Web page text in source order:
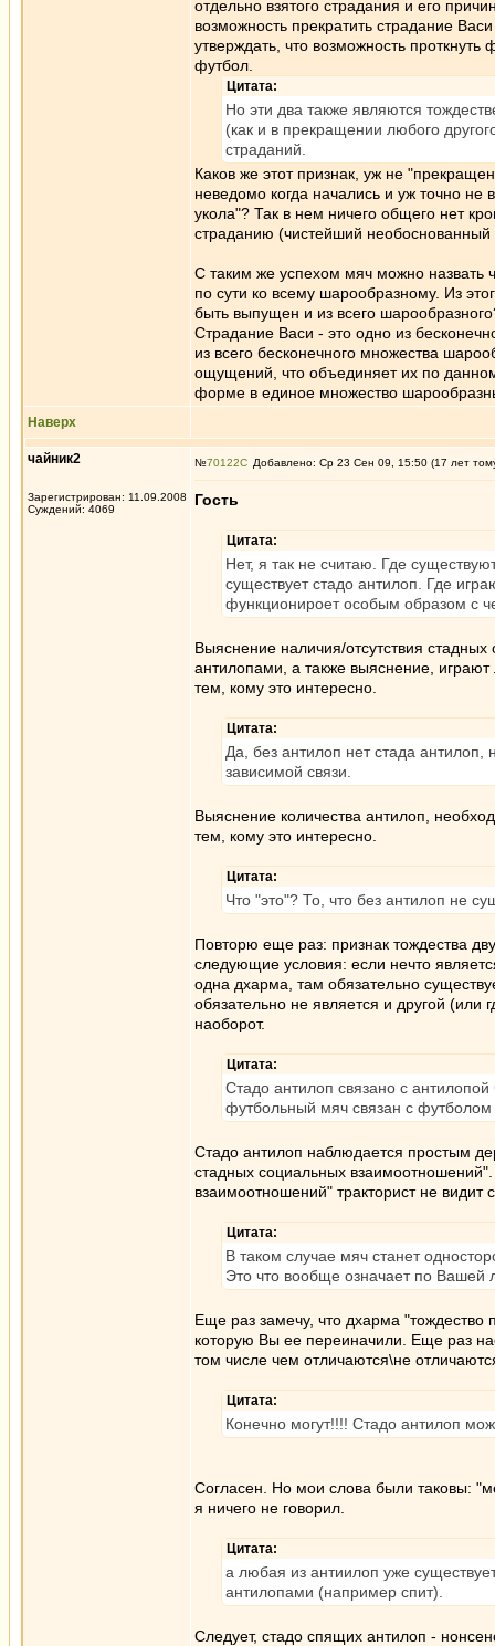
отдельно взятого страдания и его
возможность прекратить страдание
утверждать, что возможность
футбол.
Цитата:
Но эти два также являются
(как и в прекращении любого
страданий.
Каков же этот признак, уж не
неведомо когда начались и уж точно не
укола"? Так в нем ничего общего нет
страданию (чистейший необоснованный
С таким же успехом мяч можно назвать
по сути ко всему шарообразному. Из
быть выпущен и из всего
Страдание Васи - это одно из
из всего бесконечного множества
ощущений, что объединяет их по
форме в единое множество
Наверх
чайник2
Зарегистрирован: 11.09.2008
Суждений: 4069
№70122 Добавлено: Ср 23 Сен 09, 15:50 (17 лет
Гость
Цитата:
Нет, я так не считаю. Где
существует стадо антилоп. Где
функционироет особым образом с
Выяснение наличия/отсутствия
антилопами, а также выяснение,
тем, кому это интересно.
Цитата:
Да, без антилоп нет стада антилоп,
зависимой связи.
Выяснение количества антилоп,
тем, кому это интересно.
Цитата:
Что "это"? То, что без антилоп не
Повторю еще раз: признак тождества
следующие условия: если нечто
одна дхарма, там обязательно
обязательно не является и другой (или
наоборот.
Цитата:
Стадо антилоп связано с
футбольный мяч связан с футболом
Стадо антилоп наблюдается простым
стадных социальных
взаимоотношений" тракторист не видит
Цитата:
В таком случае мяч станет
Это что вообще означает по Вашей
Еще раз замечу, что дхарма "тождество
которую Вы ее переиначили. Еще раз
том числе чем отличаются\не
Цитата:
Конечно могут!!!! Стадо антилоп
Согласен. Но мои слова были таковы:
я ничего не говорил.
Цитата:
а любая из антиилоп уже
антилопами (например спит).
Следует, стадо спящих антилоп -